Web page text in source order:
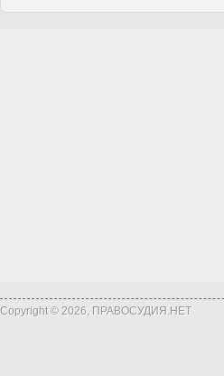
Copyright © 2026, ПРАВОСУДИЯ.НЕТ